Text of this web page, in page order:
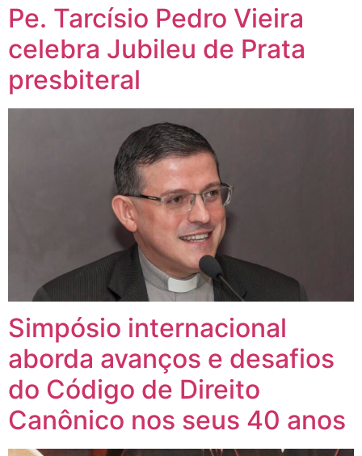
Pe. Tarcísio Pedro Vieira
celebra Jubileu de Prata
presbiteral
Simpósio internacional
aborda avanços e desafios
do Código de Direito
Canônico nos seus 40 anos